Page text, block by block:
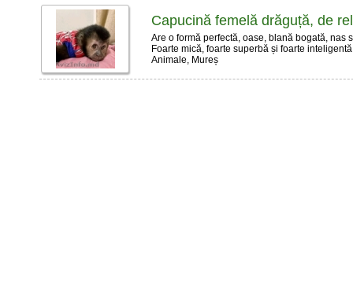
Capucină femelă drăguță, de
Are o formă perfectă, oase, blană bogată, nas
Foarte mică, foarte superbă și foarte
Animale, Mureș